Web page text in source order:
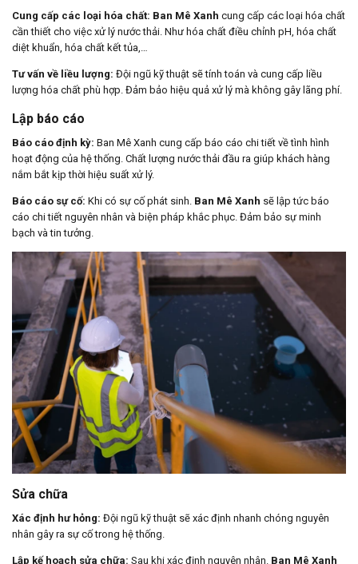
Cung cấp các loại hóa chất: Ban Mê Xanh cung cấp các loại hóa chất
cần thiết cho việc xử lý nước thải. Như hóa chất điều chỉnh pH, hóa chất
diệt khuẩn, hóa chất kết tủa,…
Tư vấn về liều lượng: Đội ngũ kỹ thuật sẽ tính toán và cung cấp liều
lượng hóa chất phù hợp. Đảm bảo hiệu quả xử lý mà không gây lãng phí.
Lập báo cáo
Báo cáo định kỳ: Ban Mê Xanh cung cấp báo cáo chi tiết về tình hình
hoạt động của hệ thống. Chất lượng nước thải đầu ra giúp khách hàng
nắm bắt kịp thời hiệu suất xử lý.
Báo cáo sự cố: Khi có sự cố phát sinh. Ban Mê Xanh sẽ lập tức báo
cáo chi tiết nguyên nhân và biện pháp khắc phục. Đảm bảo sự minh
bạch và tin tưởng.
Sửa chữa
Xác định hư hỏng: Đội ngũ kỹ thuật sẽ xác định nhanh chóng nguyên
nhân gây ra sự cố trong hệ thống.
Lập kế hoạch sửa chữa: Sau khi xác định nguyên nhân. Ban Mê Xanh